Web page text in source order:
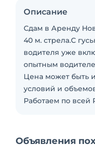
Описание
Сдам в Аренду
40 м. стрела.С
водителя уже
опытным
Цена может быть
условий и
Работаем по всей
Объявления